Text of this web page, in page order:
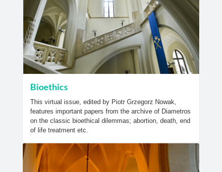
Bioethics
This virtual issue, edited by Piotr Grzegorz Nowak,
features important papers from the archive of Diametros
on the classic bioethical dilemmas; abortion, death, end
of life treatment etc.